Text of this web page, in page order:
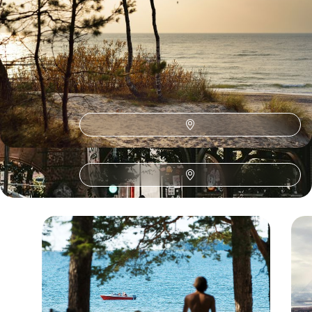
poursuite de l’âme balte
16 jours, de CHF 3600 à CHF 4600
1 2
Le GuidePays baltes
Conseils pratiques, témoignages et inspirations pour bien préparer son
voyage